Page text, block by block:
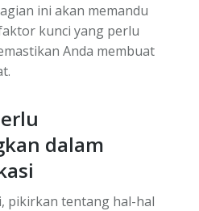
ini akan memandu
kunci yang perlu
Anda membuat
dalam
pikirkan tentang hal-hal